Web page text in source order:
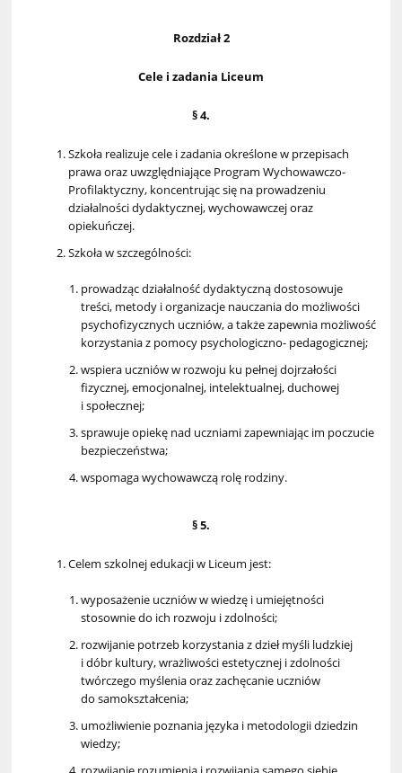
Rozdział 2
Cele i zadania Liceum
§ 4.
Szkoła realizuje cele i zadania określone w przepisach
prawa oraz uwzględniające Program Wychowawczo-
Profilaktyczny, koncentrując się na prowadzeniu
działalności dydaktycznej, wychowawczej oraz
opiekuńczej.
Szkoła w szczególności:
prowadząc działalność dydaktyczną dostosowuje
treści, metody i organizacje nauczania do możliwości
psychofizycznych uczniów, a także zapewnia możliwość
korzystania z pomocy psychologiczno- pedagogicznej;
wspiera uczniów w rozwoju ku pełnej dojrzałości
fizycznej, emocjonalnej, intelektualnej, duchowej
i społecznej;
sprawuje opiekę nad uczniami zapewniając im poczucie
bezpieczeństwa;
wspomaga wychowawczą rolę rodziny.
§ 5.
Celem szkolnej edukacji w Liceum jest:
wyposażenie uczniów w wiedzę i umiejętności
stosownie do ich rozwoju i zdolności;
rozwijanie potrzeb korzystania z dzieł myśli ludzkiej
i dóbr kultury, wrażliwości estetycznej i zdolności
twórczego myślenia oraz zachęcanie uczniów
do samokształcenia;
umożliwienie poznania języka i metodologii dziedzin
wiedzy;